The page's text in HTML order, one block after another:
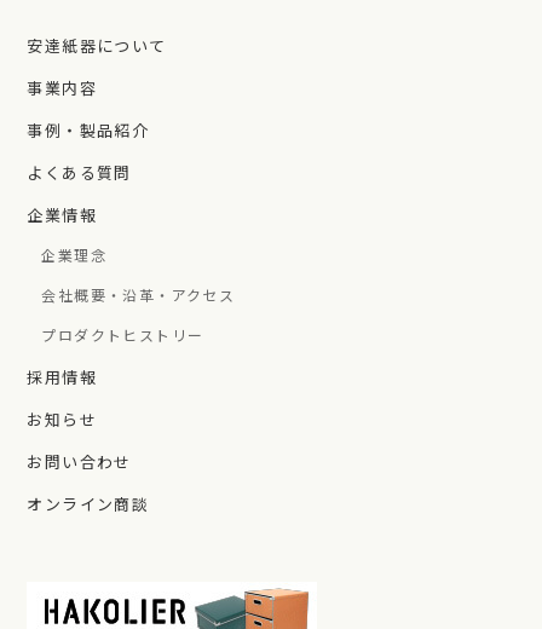
安達紙器について
事業内容
事例・製品紹介
よくある質問
企業情報
企業理念
会社概要・沿革・アクセス
プロダクトヒストリー
採用情報
お知らせ
お問い合わせ
オンライン商談